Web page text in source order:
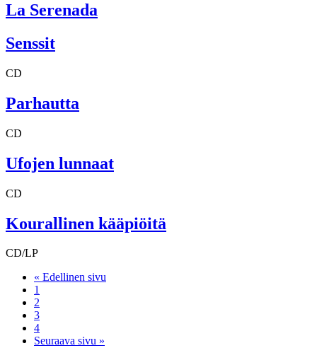
La Serenada
Senssit
CD
Parhautta
CD
Ufojen lunnaat
CD
Kourallinen kääpiöitä
CD/LP
« Edellinen sivu
1
2
3
4
Seuraava sivu »